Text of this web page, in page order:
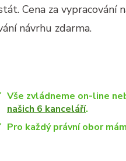
Cena za vypracování
návrhu zdarma.
Vše zvládneme on-line
našich 6 kanceláří.
Pro každý právní obor